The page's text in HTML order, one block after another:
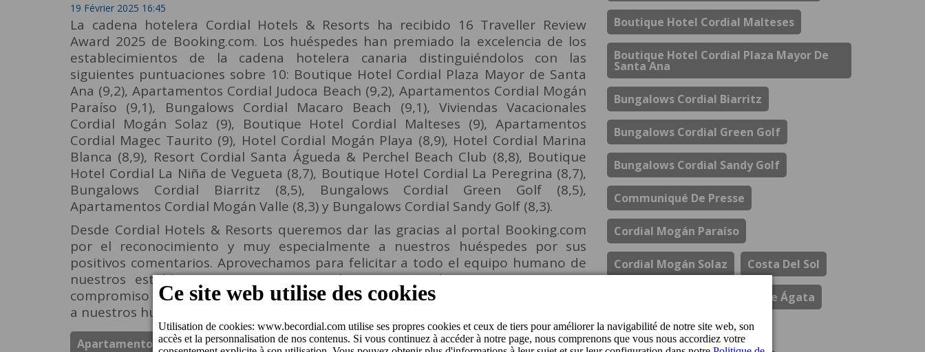
19 Février 2025 16:45
La cadena hotelera Cordial Hotels & Resorts ha recibido 16 Traveller Review
Award 2025 de Booking.com. Los huéspedes han premiado la excelencia de los
establecimientos de la cadena hotelera canaria distinguiéndolos con las
siguientes puntuaciones sobre 10: Boutique Hotel Cordial Plaza Mayor de Santa
Ana (9,2), Apartamentos Cordial Judoca Beach (9,2), Apartamentos Cordial Mogán
Paraíso (9,1), Bungalows Cordial Macaro Beach (9,1), Viviendas Vacacionales
Cordial Mogán Solaz (9), Boutique Hotel Cordial Malteses (9), Apartamentos
Cordial Magec Taurito (9), Hotel Cordial Mogán Playa (8,9), Hotel Cordial Marina
Blanca (8,9), Resort Cordial Santa Águeda & Perchel Beach Club (8,8), Boutique
Hotel Cordial La Niña de Vegueta (8,7), Boutique Hotel Cordial La Peregrina (8,7),
Bungalows Cordial Biarritz (8,5), Bungalows Cordial Green Golf (8,5),
Apartamentos Cordial Mogán Valle (8,3) y Bungalows Cordial Sandy Golf (8,3).
Desde Cordial Hotels & Resorts queremos dar las gracias al portal Booking.com
por el reconocimiento y muy especialmente a nuestros huéspedes por sus
positivos comentarios. Aprovechamos para felicitar a todo el equipo humano de
nuestros establecimientos por estos más que merecidos premios y por su
compromiso de ofrecer siempre la máxima excelencia y experiencias memorables
a nuestros huéspedes.
Apartamentos Cordial Judoca Beach Apartamentos Cordial Magec Taurito
Boutique Hotel Cordial Malteses
Boutique Hotel Cordial Plaza Mayor De
Santa Ana
Bungalows Cordial Biarritz
Bungalows Cordial Green Golf
Bungalows Cordial Sandy Golf
Communiqué De Presse
Cordial Mogán Paraíso
Cordial Mogán Solaz Costa Del Sol
El Refectorio De Ágata
Gastronomie